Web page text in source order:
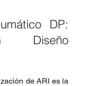
DP:
Diseño
de ARI es la